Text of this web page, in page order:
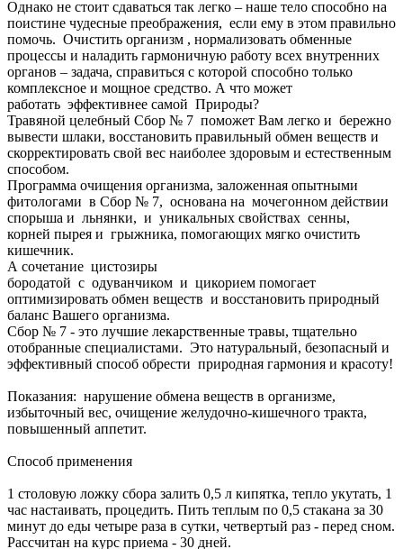
Однако не стоит сдаваться так легко – наше тело способно на
поистине чудесные преображения, если ему в этом правильно
помочь. Очистить организм , нормализовать обменные
процессы и наладить гармоничную работу всех внутренних
органов – задача, справиться с которой способно только
комплексное и мощное средство. А что может
работать эффективнее самой Природы?
Травяной целебный Сбор № 7 поможет Вам легко и бережно
вывести шлаки, восстановить правильный обмен веществ и
скорректировать свой вес наиболее здоровым и естественным
способом.
Программа очищения организма, заложенная опытными
фитологами в Сбор № 7, основана на мочегонном действии
спорыша и льнянки, и уникальных свойствах сенны,
корней пырея и грыжника, помогающих мягко очистить
кишечник.
А сочетание цистозиры
бородатой с одуванчиком и цикорием помогает
оптимизировать обмен веществ и восстановить природный
баланс Вашего организма.
Сбор № 7 - это лучшие лекарственные травы, тщательно
отобранные специалистами. Это натуральный, безопасный и
эффективный способ обрести природная гармония и красоту!
Показания: нарушение обмена веществ в организме,
избыточный вес, очищение желудочно-кишечного тракта,
повышенный аппетит.
Способ применения
1 столовую ложку сбора залить 0,5 л кипятка, тепло укутать, 1
час настаивать, процедить. Пить теплым по 0,5 стакана за 30
минут до еды четыре раза в сутки, четвертый раз - перед сном.
Рассчитан на курс приема - 30 дней.